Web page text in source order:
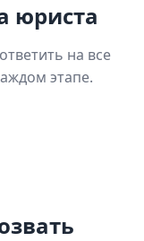
юриста
на все
этапе.